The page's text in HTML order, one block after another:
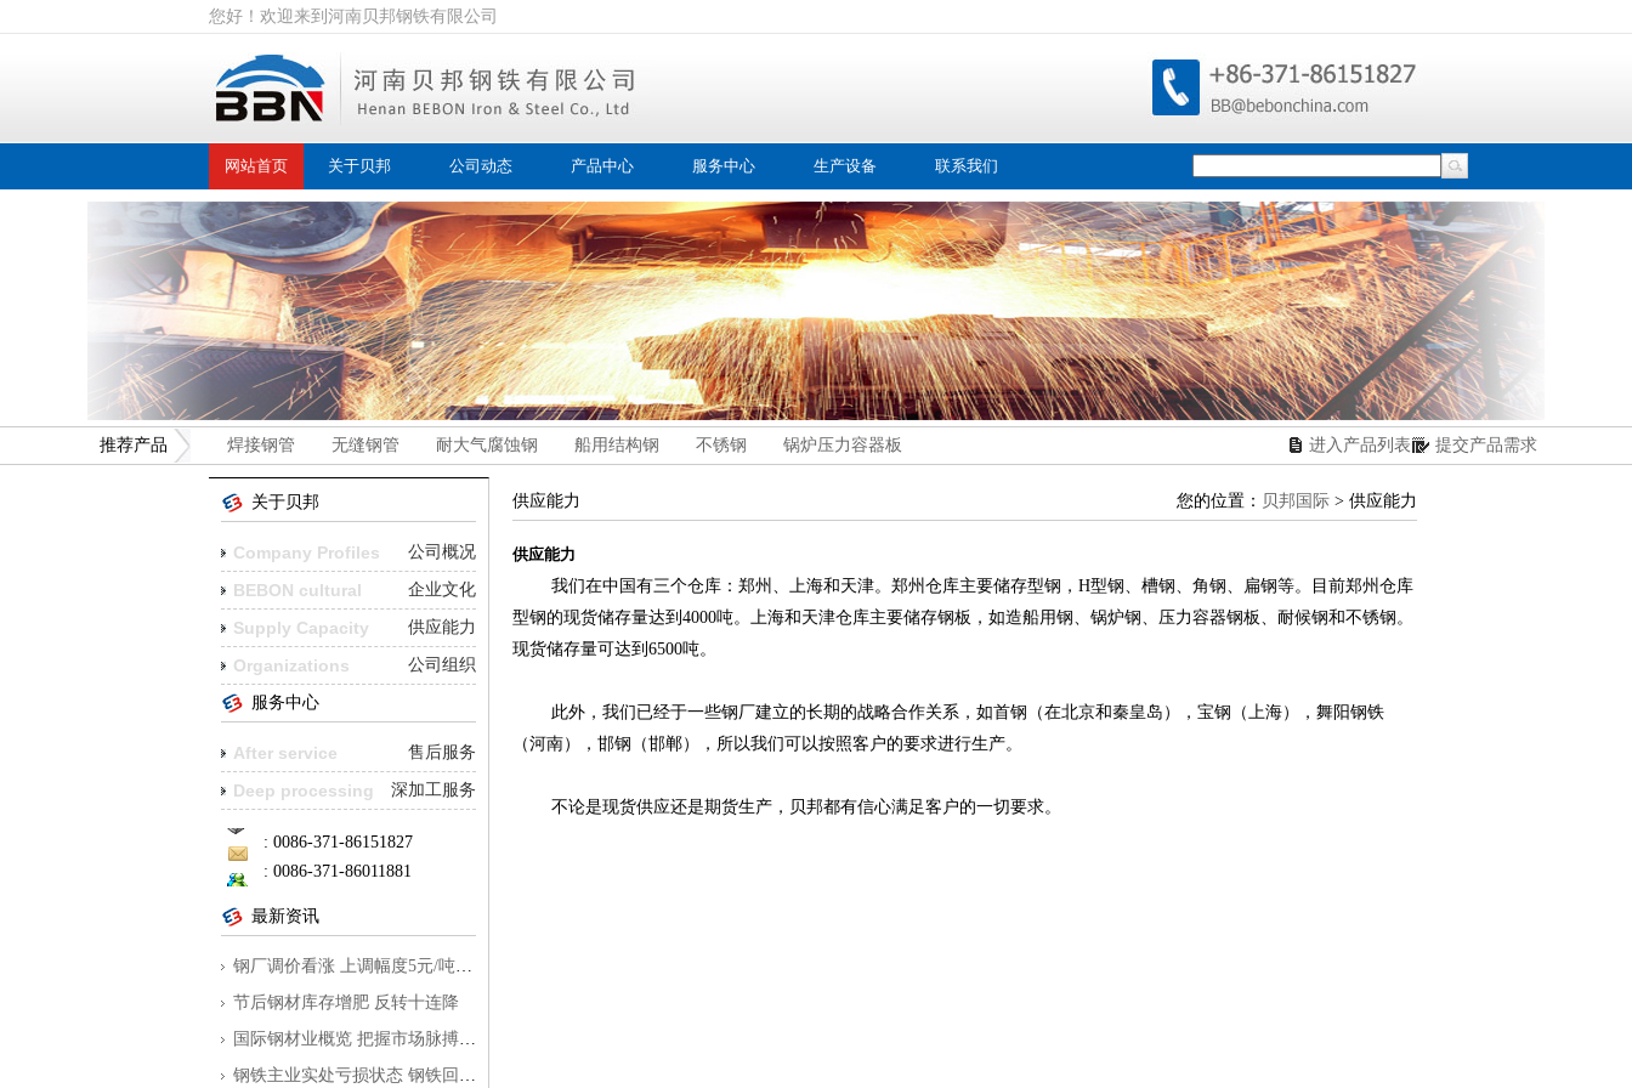
您好！欢迎来到河南贝邦钢铁有限公司
网站首页 关于贝邦 公司动态 产品中心 服务中心 生产设备 联系我们
推荐产品 焊接钢管 无缝钢管 耐大气腐蚀钢 船用结构钢 不锈钢 锅炉压力容器板 进入产品列表 提交产品需求
关于贝邦
Company Profiles 公司概况
BEBON cultural 企业文化
Supply Capacity 供应能力
Organizations 公司组织
服务中心
After service 售后服务
Deep processing 深加工服务
: 0086-371-86151827
: 0086-371-86011881
最新资讯
钢厂调价看涨 上调幅度5元/吨到350元/
节后钢材库存增肥 反转十连降
国际钢材业概览 把握市场脉搏为外贸指
钢铁主业实处亏损状态 钢铁回暖之路仍
您的位置： 贝邦国际 > 供应能力
供应能力
供应能力
我们在中国有三个仓库：郑州、上海和天津。郑州仓库主要储存型钢，H型钢、槽钢、角钢、扁钢等。目前郑州仓库
型钢的现货储存量达到4000吨。上海和天津仓库主要储存钢板，如造船用钢、锅炉钢、压力容器钢板、耐候钢和不锈钢。
现货储存量可达到6500吨。
此外，我们已经于一些钢厂建立的长期的战略合作关系，如首钢（在北京和秦皇岛），宝钢（上海），舞阳钢铁
（河南），邯钢（邯郸），所以我们可以按照客户的要求进行生产。
不论是现货供应还是期货生产，贝邦都有信心满足客户的一切要求。